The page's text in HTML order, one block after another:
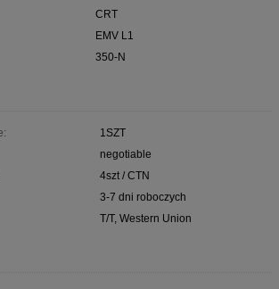
CRT
EMV L1
350-N
1SZT
negotiable
4szt / CTN
3-7 dni roboczych
T/T, Western Union